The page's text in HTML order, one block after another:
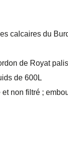
calcaires du
de Royat
de 600L
non filtré ;